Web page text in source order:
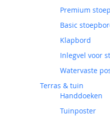
Premium
Basic
Klapbord
Inlegvel voor
Watervaste
Terras & tuin
Handdoeken
Tuinposter